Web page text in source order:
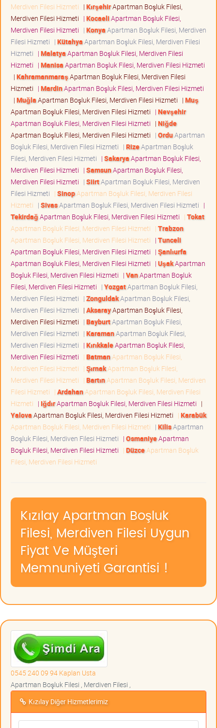
Merdiven Filesi Hizmeti | KırşehirApartman Boşluk Filesi,
Merdiven Filesi Hizmeti | KocaeliApartman Boşluk Filesi,
Merdiven Filesi Hizmeti | KonyaApartman Boşluk Filesi, Merdiven
Filesi Hizmeti | KütahyaApartman Boşluk Filesi, Merdiven Filesi
Hizmeti | MalatyaApartman Boşluk Filesi, Merdiven Filesi
Hizmeti | ManisaApartman Boşluk Filesi, Merdiven Filesi Hizmeti
| KahramanmaraşApartman Boşluk Filesi, Merdiven Filesi
Hizmeti | MardinApartman Boşluk Filesi, Merdiven Filesi Hizmeti
| MuğlaApartman Boşluk Filesi, Merdiven Filesi Hizmeti | Muş
Apartman Boşluk Filesi, Merdiven Filesi Hizmeti | Nevşehir
Apartman Boşluk Filesi, Merdiven Filesi Hizmeti | Niğde
Apartman Boşluk Filesi, Merdiven Filesi Hizmeti | OrduApartman
Boşluk Filesi, Merdiven Filesi Hizmeti | RizeApartman Boşluk
Filesi, Merdiven Filesi Hizmeti | SakaryaApartman Boşluk Filesi,
Merdiven Filesi Hizmeti | SamsunApartman Boşluk Filesi,
Merdiven Filesi Hizmeti | SiirtApartman Boşluk Filesi, Merdiven
Filesi Hizmeti | SinopApartman Boşluk Filesi, Merdiven Filesi
Hizmeti | SivasApartman Boşluk Filesi, Merdiven Filesi Hizmeti |
TekirdağApartman Boşluk Filesi, Merdiven Filesi Hizmeti | Tokat
Apartman Boşluk Filesi, Merdiven Filesi Hizmeti | Trabzon
Apartman Boşluk Filesi, Merdiven Filesi Hizmeti | Tunceli
Apartman Boşluk Filesi, Merdiven Filesi Hizmeti | Şanlıurfa
Apartman Boşluk Filesi, Merdiven Filesi Hizmeti | UşakApartman
Boşluk Filesi, Merdiven Filesi Hizmeti | VanApartman Boşluk
Filesi, Merdiven Filesi Hizmeti | YozgatApartman Boşluk Filesi,
Merdiven Filesi Hizmeti | ZonguldakApartman Boşluk Filesi,
Merdiven Filesi Hizmeti | AksarayApartman Boşluk Filesi,
Merdiven Filesi Hizmeti | BayburtApartman Boşluk Filesi,
Merdiven Filesi Hizmeti | KaramanApartman Boşluk Filesi,
Merdiven Filesi Hizmeti | KırıkkaleApartman Boşluk Filesi,
Merdiven Filesi Hizmeti | BatmanApartman Boşluk Filesi,
Merdiven Filesi Hizmeti | ŞırnakApartman Boşluk Filesi,
Merdiven Filesi Hizmeti | BartınApartman Boşluk Filesi, Merdiven
Filesi Hizmeti | ArdahanApartman Boşluk Filesi, Merdiven Filesi
Hizmeti | IğdırApartman Boşluk Filesi, Merdiven Filesi Hizmeti |
YalovaApartman Boşluk Filesi, Merdiven Filesi Hizmeti | Karabük
Apartman Boşluk Filesi, Merdiven Filesi Hizmeti | KilisApartman
Boşluk Filesi, Merdiven Filesi Hizmeti | OsmaniyeApartman
Boşluk Filesi, Merdiven Filesi Hizmeti | DüzceApartman Boşluk
Filesi, Merdiven Filesi Hizmeti
Kızılay Apartman Boşluk
Filesi, Merdiven Filesi Uygun
Fiyat Ve Müşteri
Memnuniyeti Garantisi !
0545 240 09 94 Kaplan Usta
Apartman Boşluk Filesi , Merdiven Filesi ,
Kızılay Diğer Hizmetlerimiz